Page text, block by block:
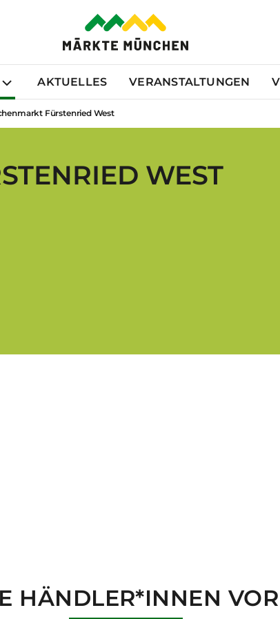
AKTUELLES VERANSTALTUNGEN
Fürstenried West
WEST
HÄNDLER*INNEN